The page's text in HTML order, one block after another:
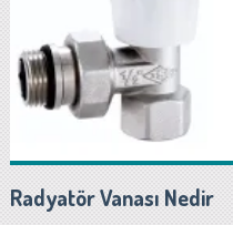
Radyatör Vanası Nedir